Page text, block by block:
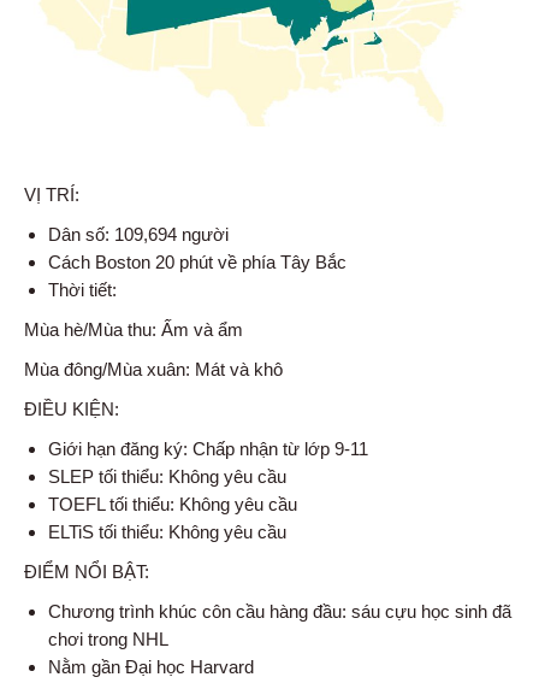
VỊ TRÍ:
Dân số: 109,694 người
Cách Boston 20 phút về phía Tây Bắc
Thời tiết:
Mùa hè/Mùa thu: Ấm và ẩm
Mùa đông/Mùa xuân: Mát và khô
ĐIỀU KIỆN:
Giới hạn đăng ký: Chấp nhận từ lớp 9-11
SLEP tối thiểu: Không yêu cầu
TOEFL tối thiểu: Không yêu cầu
ELTiS tối thiểu: Không yêu cầu
ĐIỂM NỔI BẬT:
Chương trình khúc côn cầu hàng đầu: sáu cựu học sinh đã
chơi trong NHL
Nằm gần Đại học Harvard